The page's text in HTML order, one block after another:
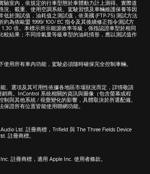
驗室內，依規定的行車型態於車體動力計上測得。實際道
況、載重、使用空調系統、駕駛習慣及車輛維護保養等因
低於測試值，油耗值之測試值，依美國 (FTP-75) 測試方法
約為依歐盟 1999/ 100/ EC 指令及其後續修正指令測試方
1.30 倍。本標示所示能源效率等級，係指認證車型於相同
較結果；不同排氣量等級車型的油耗情形，應以測試值作
使用所有車內功能，駕駛必須隨時確保完全控制車輛。
、選項及其可用性依據各地區市場狀況而定，詳情敬請
商。InControl 系統相關的資訊與圖像（包含螢幕或程
制與其他系統 / 視覺變化的影響，具體取決於所選配備。
保證所有位置皆能使用聯網功能。
Ltd. 註冊商標，Trifield 與 The Three Fields Device
註冊商標。
註冊商標，適用 Apple Inc. 使用者條款。